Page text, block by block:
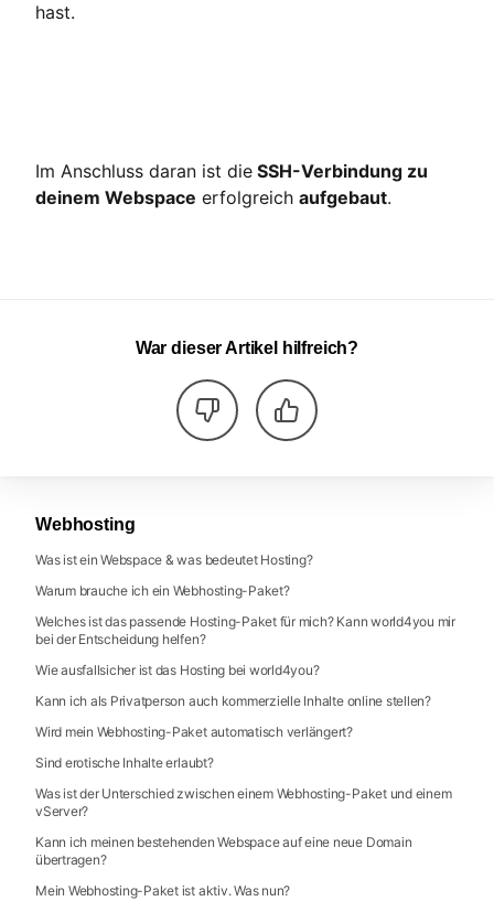
hast.
Im Anschluss daran ist die SSH-Verbindung zu
deinem Webspace erfolgreich aufgebaut.
War dieser Artikel hilfreich?
Webhosting
Was ist ein Webspace & was bedeutet Hosting?
Warum brauche ich ein Webhosting-Paket?
Welches ist das passende Hosting-Paket für mich? Kann world4you mir
bei der Entscheidung helfen?
Wie ausfallsicher ist das Hosting bei world4you?
Kann ich als Privatperson auch kommerzielle Inhalte online stellen?
Wird mein Webhosting-Paket automatisch verlängert?
Sind erotische Inhalte erlaubt?
Was ist der Unterschied zwischen einem Webhosting-Paket und einem
vServer?
Kann ich meinen bestehenden Webspace auf eine neue Domain
übertragen?
Mein Webhosting-Paket ist aktiv. Was nun?